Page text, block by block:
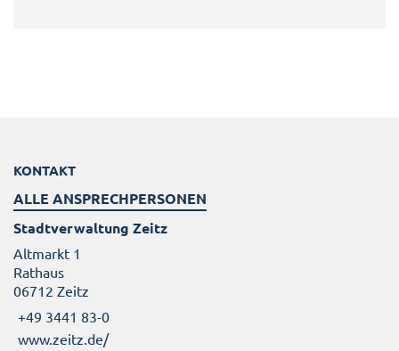
KONTAKT
ALLE ANSPRECHPERSONEN
Stadtverwaltung Zeitz
Altmarkt 1
Rathaus
06712 Zeitz
+49 3441 83-0
www.zeitz.de/